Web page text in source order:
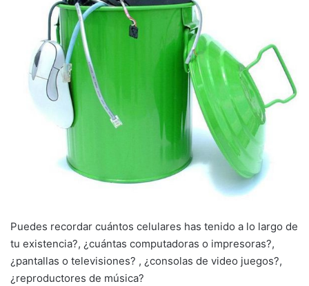
Puedes recordar cuántos celulares has tenido a lo largo de
tu existencia?, ¿cuántas computadoras o impresoras?,
¿pantallas o televisiones? , ¿consolas de video juegos?,
¿reproductores de música?